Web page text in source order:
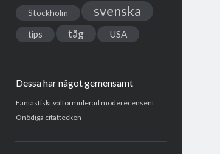
Stockholm svenska
tips tåg USA
Dessa har något gemensamt
Fantastiskt välformulerad moderecensent
Onödiga citattecken